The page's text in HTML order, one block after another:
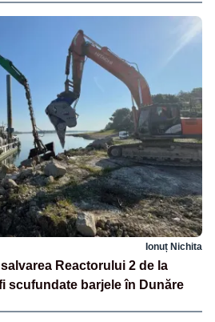
Ionuț Nichita
Reactorului 2 de la
scufundate barjele în Dunăre